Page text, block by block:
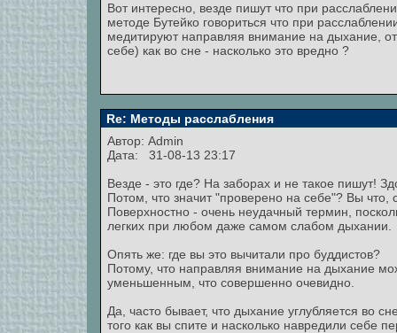
Вот интересно, везде пишут что при
методе Бутейко говориться что при
медитируют направляя внимание на дыхание,
себе) как во сне - насколько это вредно ?
Re: Методы расслабления
Автор: Admin
Дата: 31-08-13 23:17
Везде - это где? На заборах и не такое пишут!
Потом, что значит "проверено на себе"? Вы что,
Поверхностно - очень неудачный термин,
легких при любом даже самом слабом дыхании.
Опять же: где вы это вычитали про буддистов?
Потому, что направляя внимание на дыхание
уменьшенным, что совершенно очевидно.
Да, часто бывает, что дыхание углубляется во
того как вы спите и насколько навредили себе